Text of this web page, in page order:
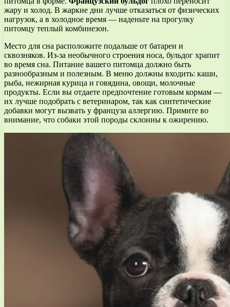
жару и холод. В жаркие дни лучше отказаться от физических
нагрузок, а в холодное время — наденьте на прогулку
питомцу теплый комбинезон.
Место для сна расположите подальше от батареи и
сквозняков. Из-за необычного строения носа, бульдог храпит
во время сна. Питание вашего питомца должно быть
разнообразным и полезным. В меню должны входить: каши,
рыба, нежирная курица и говядина, овощи, молочные
продукты. Если вы отдаете предпочтение готовым кормам —
их лучше подобрать с ветеринаром, так как синтетические
добавки могут вызвать у француза аллергию. Примите во
внимание, что собаки этой породы склонны к ожирению.